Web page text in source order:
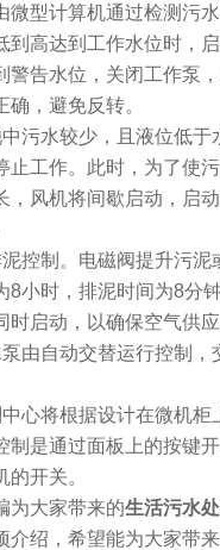
微型计算机通过检测污
到高达到工作水位时，
警告水位，关闭工作泵
，避免反转。
水较少，且液位低于
止工作。此时，为了使
，风机将间歇启动，启
制。电磁阀提升污泥
8小时，排泥时间为8分
时启动，以确保空气供应
自动交替运行控制，
将根据设计在微机柜
制是通过面板上的按键
开关。
大家带来的生活污水
介绍，希望能为大家带